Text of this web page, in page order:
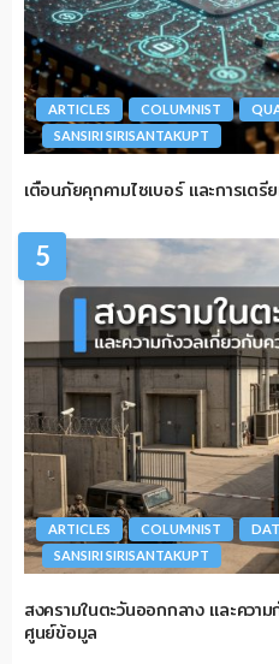
ARTICLES COLUMNIST
SANSIRI SIRISANTAKUPT
เตือนภัยคุกคามไซเบอร์ และการเต
5
ARTICLES COLUMNIST
SANSIRI SIRISANTAKUPT
สงครามในตะวันออกกลาง และควา
ศูนย์ข้อมูล